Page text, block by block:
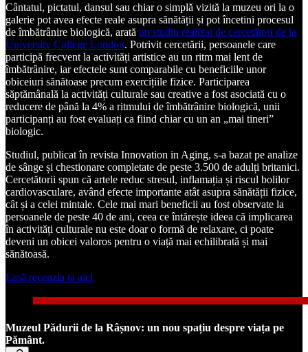
Cântatul, pictatul, dansul sau chiar o simplă vizită la muzeu ori la o
galerie pot avea efecte reale asupra sănătății și pot încetini procesul
de îmbătrânire biologică, arată un studiu realizat de cercetători de la
University College London. Potrivit cercetării, persoanele care
participă frecvent la activități artistice au un ritm mai lent de
îmbătrânire, iar efectele sunt comparabile cu beneficiile unor
obiceiuri sănătoase precum exercițiile fizice. Participarea
săptămânală la activități culturale sau creative a fost asociată cu o
reducere de până la 4% a ritmului de îmbătrânire biologică, unii
participanți au fost evaluați ca fiind chiar cu un an „mai tineri”
biologic.
Studiul, publicat în revista Innovation in Aging, s-a bazat pe analize
de sânge și chestionare completate de peste 3.500 de adulți britanici.
Cercetătorii spun că artele reduc stresul, inflamația și riscul bolilor
cardiovasculare, având efecte importante atât asupra sănătății fizice,
cât și a celei mintale. Cele mai mari beneficii au fost observate la
persoanele de peste 40 de ani, ceea ce întărește ideea că implicarea
în activități culturale nu este doar o formă de relaxare, ci poate
deveni un obicei valoros pentru o viață mai echilibrată și mai
sănătoasă.
Lasă recenzia ta aici
Muzeul Pădurii de la Râșnov: un nou spațiu despre viața pe
Pământ.